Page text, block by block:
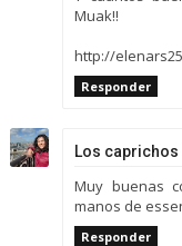
Muak!!
http://
Responder
Los
Muy buenas
manos de
Responder